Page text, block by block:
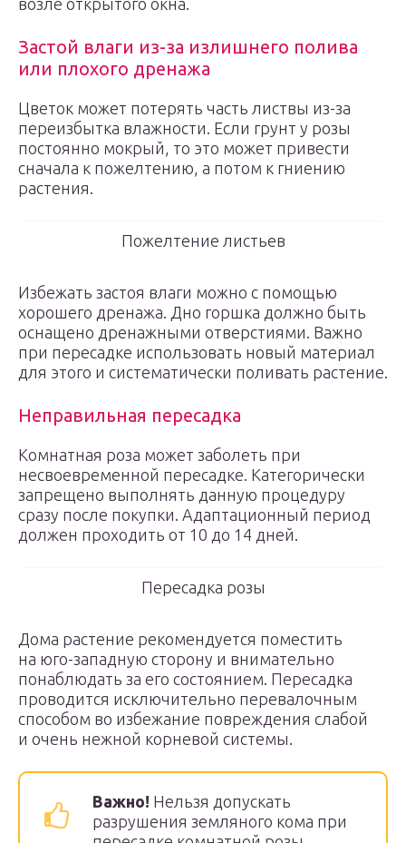
возле открытого окна.
Застой влаги из-за излишнего полива
или плохого дренажа
Цветок может потерять часть листвы из-за
переизбытка влажности. Если грунт у розы
постоянно мокрый, то это может привести
сначала к пожелтению, а потом к гниению
растения.
Пожелтение листьев
Избежать застоя влаги можно с помощью
хорошего дренажа. Дно горшка должно быть
оснащено дренажными отверстиями. Важно
при пересадке использовать новый материал
для этого и систематически поливать растение.
Неправильная пересадка
Комнатная роза может заболеть при
несвоевременной пересадке. Категорически
запрещено выполнять данную процедуру
сразу после покупки. Адаптационный период
должен проходить от 10 до 14 дней.
Пересадка розы
Дома растение рекомендуется поместить
на юго-западную сторону и внимательно
понаблюдать за его состоянием. Пересадка
проводится исключительно перевалочным
способом во избежание повреждения слабой
и очень нежной корневой системы.
Важно! Нельзя допускать
разрушения земляного кома при